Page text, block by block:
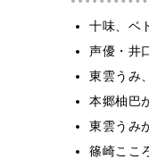
十味、ベ
声優・井
東雲うみ
本郷柚巴
東雲うみ
篠崎ここ